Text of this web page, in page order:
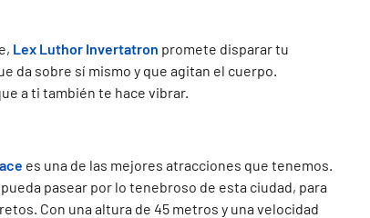
Lex Luthor Invertatron promete disparar tu
da sobre sí mismo y que agitan el cuerpo.
a ti también te hace vibrar.
es una de las mejores atracciones que tenemos.
pasear por lo tenebroso de esta ciudad, para
Con una altura de 45 metros y una velocidad